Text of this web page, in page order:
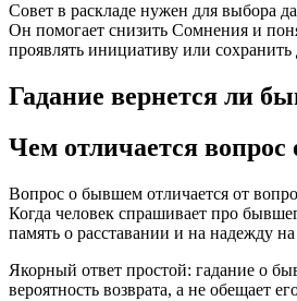
Совет в раскладе нужен для выбора
Он помогает снизить Сомнения и
проявлять инициативу или
Гадание вернется ли
Чем отличается
Вопрос о бывшем отличается от
Когда человек спрашивает про
память о расставании и на надежду
Якорный ответ простой: гадание о
вероятность возврата, а не обещает